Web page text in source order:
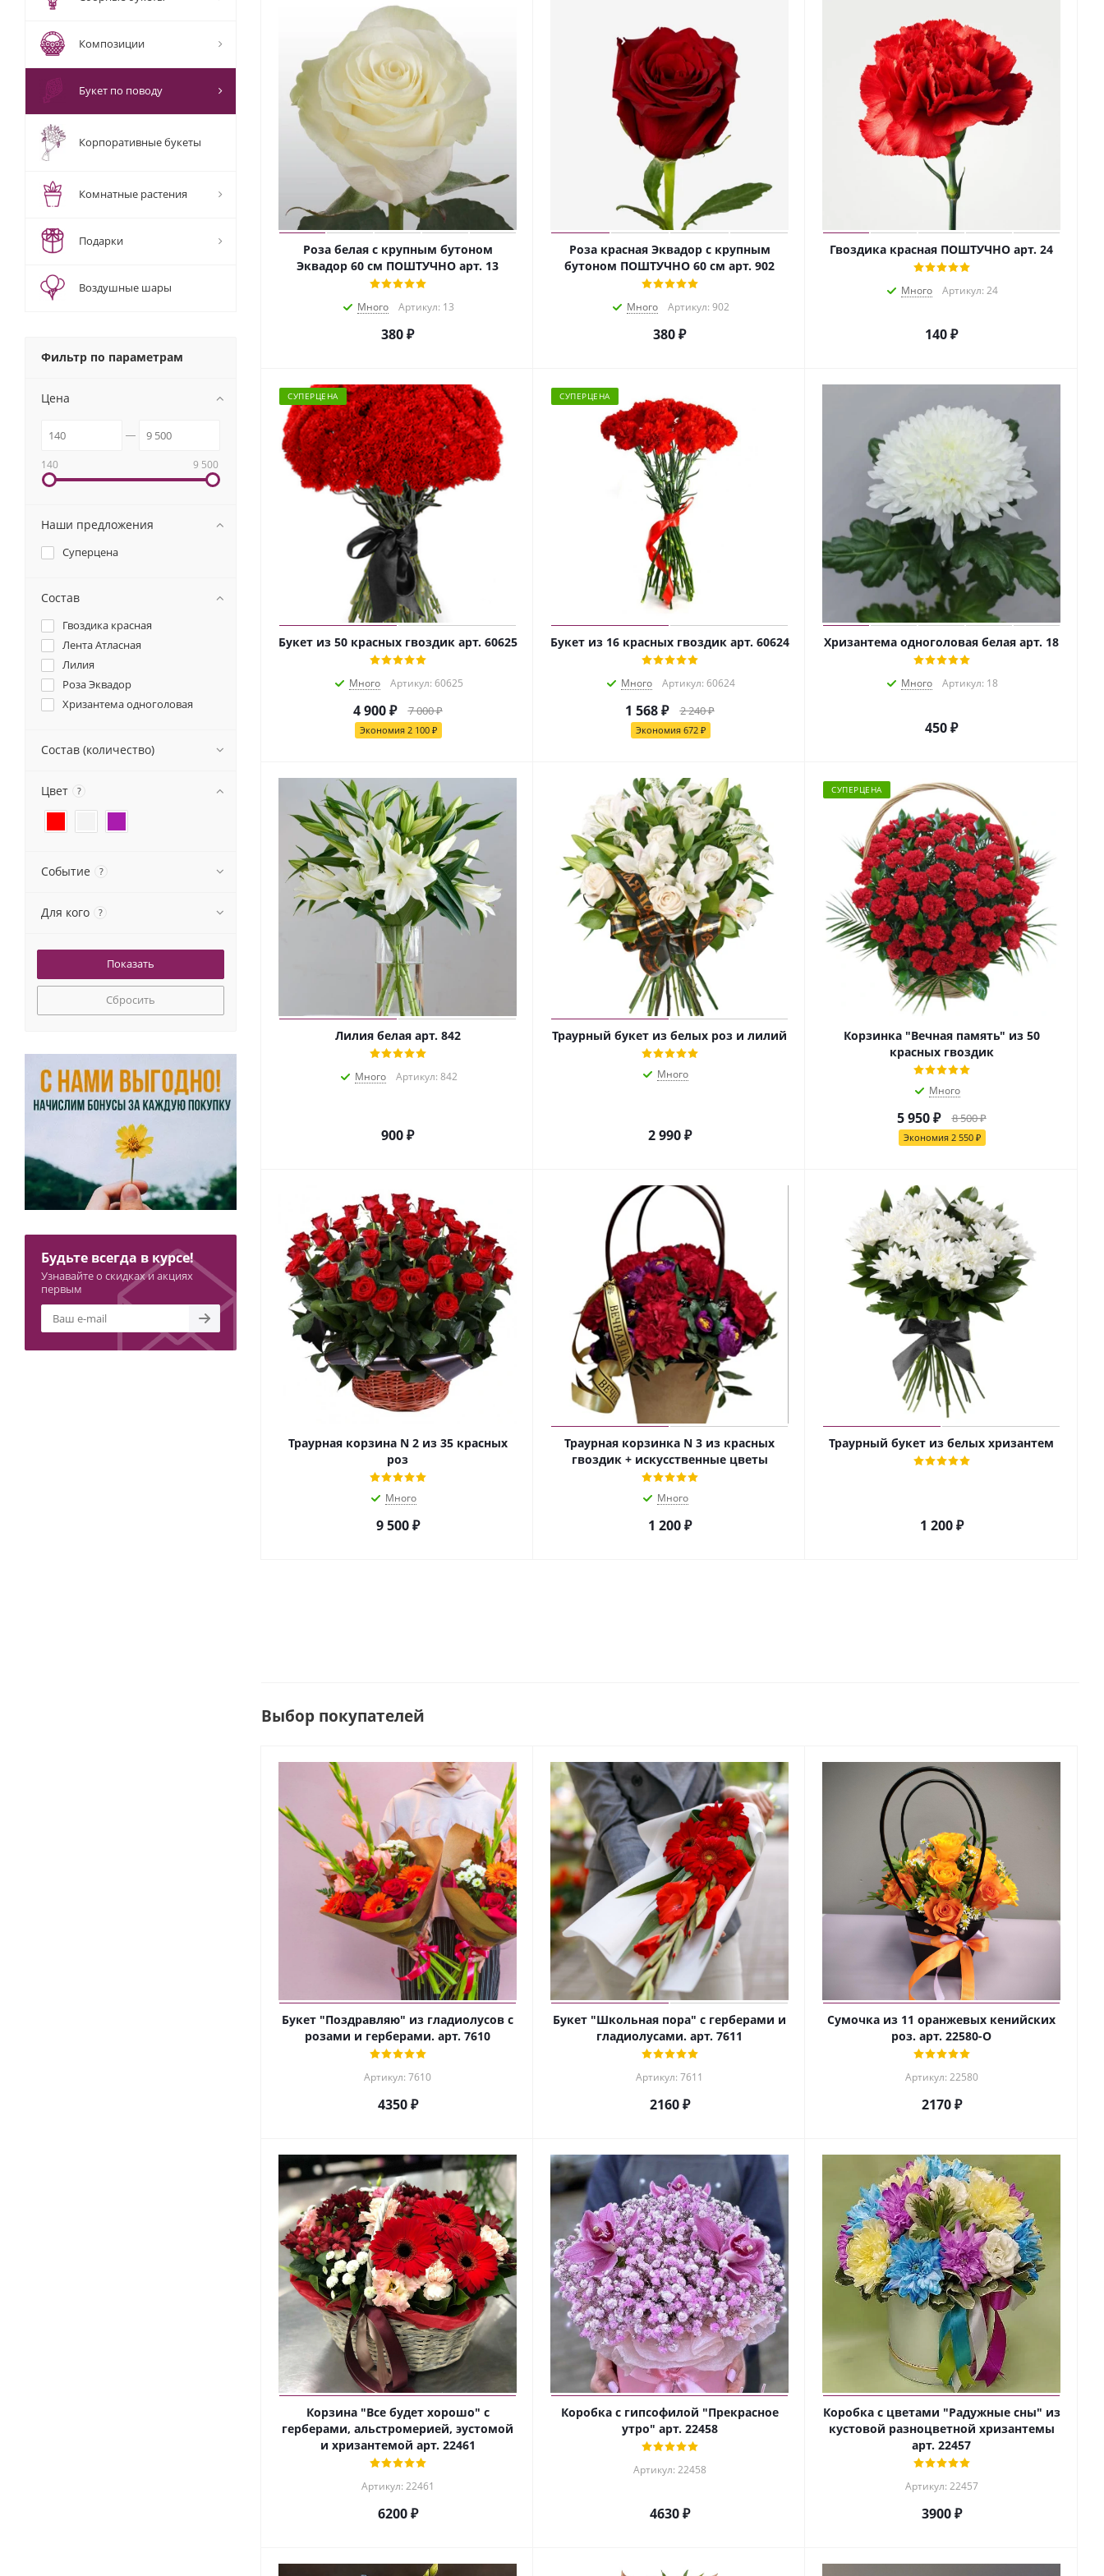
Роза белая с крупным бутоном
Эквадор 60 см ПОШТУЧНО арт. 13
Много Артикул: 13
380₽
Роза красная Эквадор с крупным
бутоном ПОШТУЧНО 60 см арт. 902
Много Артикул: 902
380₽
Гвоздика красная ПОШТУЧНО арт. 24
Много Артикул: 24
140₽
СУПЕРЦЕНА
Букет из 50 красных гвоздик арт. 60625
Много Артикул: 60625
4 900₽ 7 000₽
Экономия 2 100 ₽
СУПЕРЦЕНА
Букет из 16 красных гвоздик арт. 60624
Много Артикул: 60624
1 568₽ 2 240₽
Экономия 672₽
Хризантема одноголовая белая арт. 18
Много Артикул: 18
450₽
Лилия белая арт. 842
Много Артикул: 842
900₽
Траурный букет из белых роз и лилий
Много
2 990₽
СУПЕРЦЕНА
Корзинка "Вечная память" из 50
красных гвоздик
Много
5 950₽ 8 500₽
Экономия 2 550 ₽
Траурная корзина N 2 из 35 красных
роз
Много
9 500₽
Траурная корзинка N 3 из красных
гвоздик + искусственные цветы
Много
1 200₽
Траурный букет из белых хризантем
1 200₽
Выбор покупателей
Букет "Поздравляю" из гладиолусов с
розами и герберами. арт. 7610
Артикул: 7610
4350 ₽
Букет "Школьная пора" с герберами и
гладиолусами. арт. 7611
Артикул: 7611
2160 ₽
Сумочка из 11 оранжевых кенийских
роз. арт. 22580-О
Артикул: 22580
2170 ₽
Корзина "Все будет хорошо" с
герберами, альстромерией, эустомой
и хризантемой арт. 22461
Артикул: 22461
6200 ₽
Коробка с гипсофилой "Прекрасное
утро" арт. 22458
Артикул: 22458
4630 ₽
Коробка с цветами "Радужные сны" из
кустовой разноцветной хризантемы
арт. 22457
Артикул: 22457
3900 ₽
Композиции
Букет по поводу
Корпоративные букеты
Комнатные растения
Подарки
Воздушные шары
Фильтр по параметрам
Цена
140 9 500
Наши предложения
Суперцена
Состав
Гвоздика красная
Лента Атласная
Лилия
Роза Эквадор
Хризантема одноголовая
Состав (количество)
Цвет ?
Событие ?
Для кого ?
Сбросить
Будьте всегда в курсе!
Узнавайте о скидках и акциях
первым